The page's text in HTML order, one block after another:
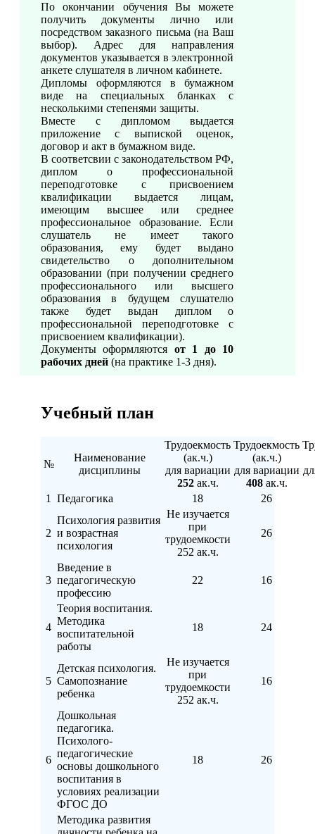
По окончании обучения Вы можете
получить документы лично или
посредством заказного письма (на Ваш
выбор). Адрес для направления
документов указывается в электронной
анкете слушателя в личном кабинете.
Дипломы оформляются в бумажном
виде на специальных бланках с
несколькими степенями защиты.
Вместе с дипломом выдается
приложение с выпиской оценок,
договор и акт в бумажном виде.
В соответсвии с законодательством РФ,
диплом о профессиональной
переподготовке с присвоением
квалификации выдается лицам,
имеющим высшее или среднее
профессиональное образование. Если
слушатель не имеет такого
образования, ему будет выдано
свидетельство о дополнительном
образовании (при получении среднего
профессионального или высшего
образования в будущем слушателю
также будет выдан диплом о
профессиональной переподготовке с
присвоением квалификации).
Документы оформляются от 1 до 10
рабочих дней (на практике 1-3 дня).
Учебный план
№
Наименование
дисциплины
Трудоекмость
(ак.ч.)
для вариации
252ак.ч.
Трудоекмость
(ак.ч.)
для вариации
408ак.ч.
1
Педагогика 18 26
2
Психология развития
и возрастная
психология
Не изучается
при
трудоемкости
252 ак.ч.
26
3
Введение в
педагогическую
профессию
22 16
4
Теория воспитания.
Методика
воспитательной
работы
18 24
5
Детская психология.
Самопознание
ребенка
Не изучается
при
трудоемкости
252 ак.ч.
16
6
Дошкольная
педагогика.
Психолого-
педагогические
основы дошкольного
воспитания в
условиях реализации
ФГОС ДО
18 26
Методика развития